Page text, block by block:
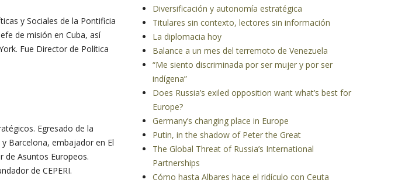
y Sociales de la Pontificia
de misión en Cuba, así
Fue Director de Política
Egresado de la
Barcelona, embajador en El
de Asuntos Europeos.
de CEPERI.
Diversificación y autonomía estratégica
Titulares sin contexto, lectores sin información
La diplomacia hoy
Balance a un mes del terremoto de Venezuela
“Me siento discriminada por ser mujer y por ser
indígena”
Does Russia’s exiled opposition want what’s best for
Europe?
Germany’s changing place in Europe
Putin, in the shadow of Peter the Great
The Global Threat of Russia’s International
Partnerships
Cómo hasta Albares hace el ridículo con Ceuta